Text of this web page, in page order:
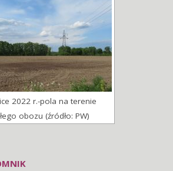
2022 r.-pola na terenie
obozu (źródło: PW)